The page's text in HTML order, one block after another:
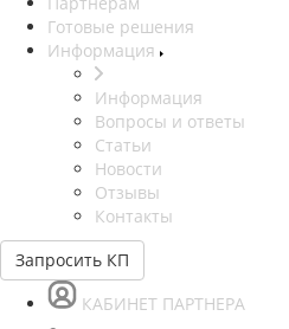
Готовые решения
Информация
Информация
Вопросы и ответы
Статьи
Новости
Отзывы
Контакты
Запросить КП
КАБИНЕТ ПАРТНЕРА